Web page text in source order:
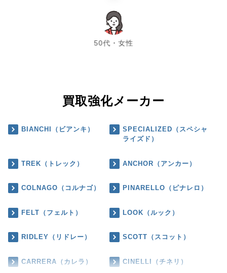
50代・女性
chevron_left chevron_right
買取強化メーカー
BIANCHI（ビアンキ）
SPECIALIZED（スペシャ
ライズド）
TREK（トレック） ANCHOR（アンカー）
COLNAGO（コルナゴ） PINARELLO（ピナレロ）
FELT（フェルト） LOOK（ルック）
RIDLEY（リドレー） SCOTT（スコット）
CARRERA（カレラ） CINELLI（チネリ）